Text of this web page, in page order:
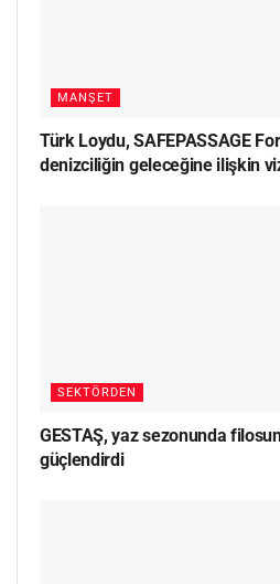
MANŞET
Türk Loydu, SAFEPASSAGE
denizciliğin geleceğine ilişkin
SEKTÖRDEN
GESTAŞ, yaz sezonunda
güçlendirdi